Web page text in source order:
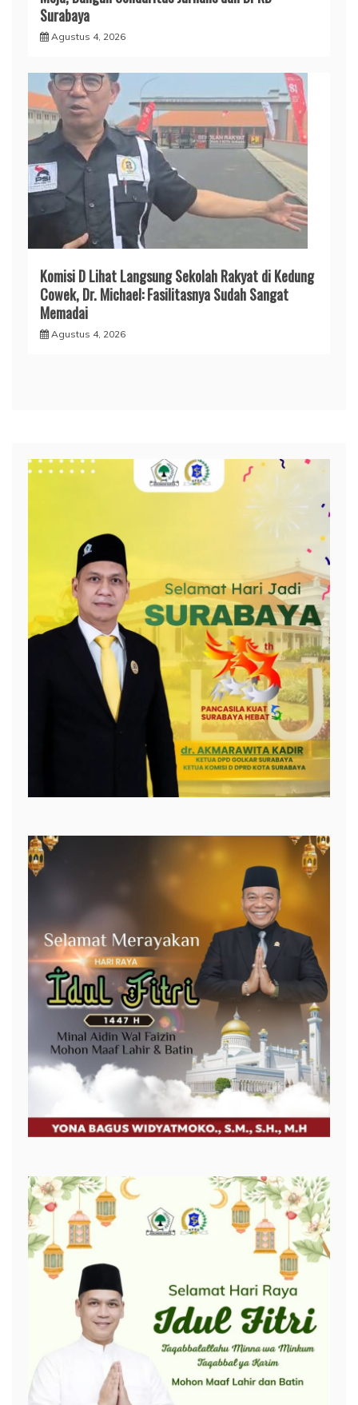
Surabaya
Agustus 4, 2026
Komisi D Lihat Langsung Sekolah Rakyat di Kedung
Cowek, Dr. Michael: Fasilitasnya Sudah Sangat
Memadai
Agustus 4, 2026